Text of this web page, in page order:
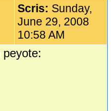
Scris: Sunday,
June 29, 2008
10:58 AM